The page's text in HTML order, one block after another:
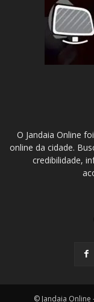
O Jandaia Online
online da cidade.
credibilidade,
© Jandaia